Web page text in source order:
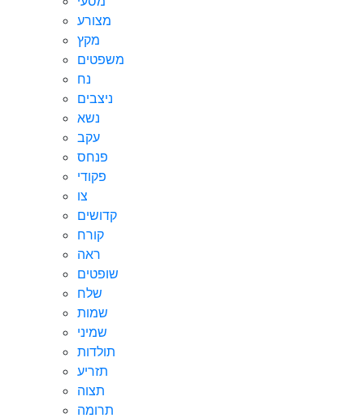
מצורע
מקץ
משפטים
נח
ניצבים
נשא
עקב
פנחס
פקודי
צו
קדושים
קורח
ראה
שופטים
שלח
שמות
שמיני
תולדות
תזריע
תצוה
תרומה